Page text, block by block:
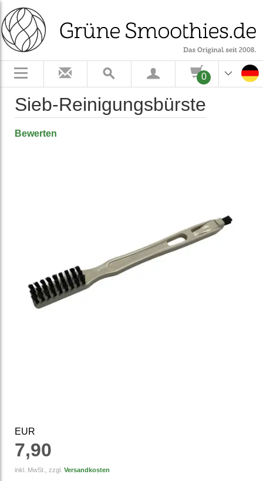
0
Sieb-Reinigungsbürste
Bewerten
EUR
7,90
inkl. MwSt., zzgl. Versandkosten